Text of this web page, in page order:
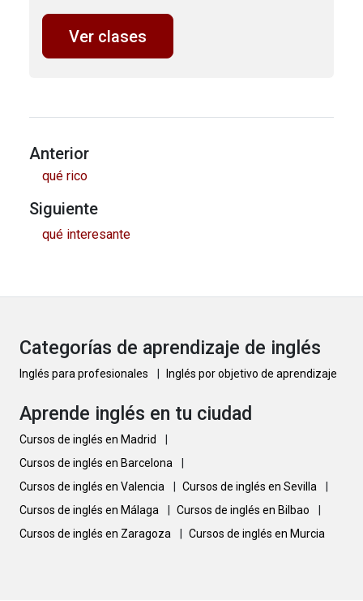
Ver clases
Anterior
qué rico
Siguiente
qué interesante
Categorías de aprendizaje de inglés
Inglés para profesionales Inglés por objetivo de aprendizaje
Aprende inglés en tu ciudad
Cursos de inglés en Madrid
Cursos de inglés en Barcelona
Cursos de inglés en Valencia
Cursos de inglés en Sevilla
Cursos de inglés en Málaga
Cursos de inglés en Bilbao
Cursos de inglés en Zaragoza
Cursos de inglés en Murcia